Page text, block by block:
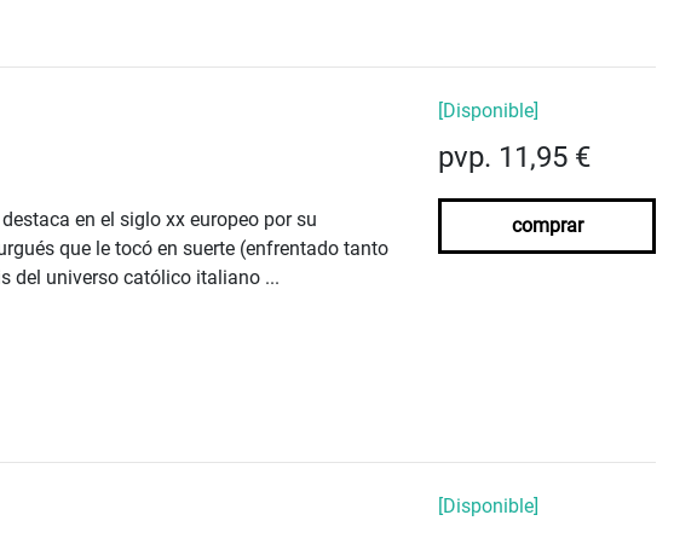
en el siglo xx europeo por su
que le tocó en suerte (enfrentado tanto
del universo católico italiano ...
[Disponible]
pvp. 11,95 €
comprar
[Disponible]